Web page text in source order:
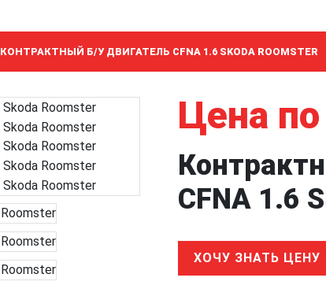
КОНТРАКТНЫЙ Б/У ДВИГАТЕЛЬ CFNA 1.6 SKODA ROOMSTER
Цена
CFNA 1.6
ХОЧУ ЗНАТЬ ЦЕНУ